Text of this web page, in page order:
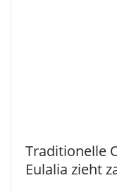
Traditionelle
Eulalia zieht